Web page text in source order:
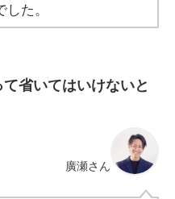
た。
省いてはいけないと
廣瀬さん